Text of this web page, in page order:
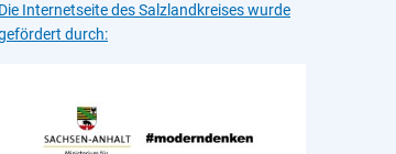
Die Internetseite des Salzlandkreises wurde
durch: